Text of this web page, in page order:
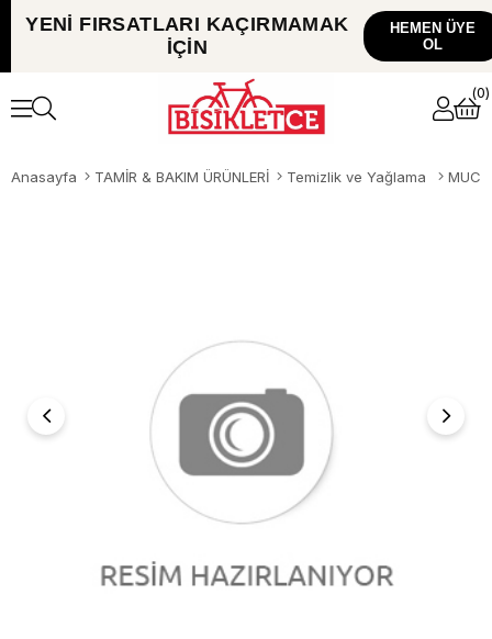
YENİ FIRSATLARI KAÇIRMAMAK
İÇİN
HEMEN ÜYE
OL
0
Anasayfa TAMİR & BAKIM ÜRÜNLERİ Temizlik ve Yağlama MUC-